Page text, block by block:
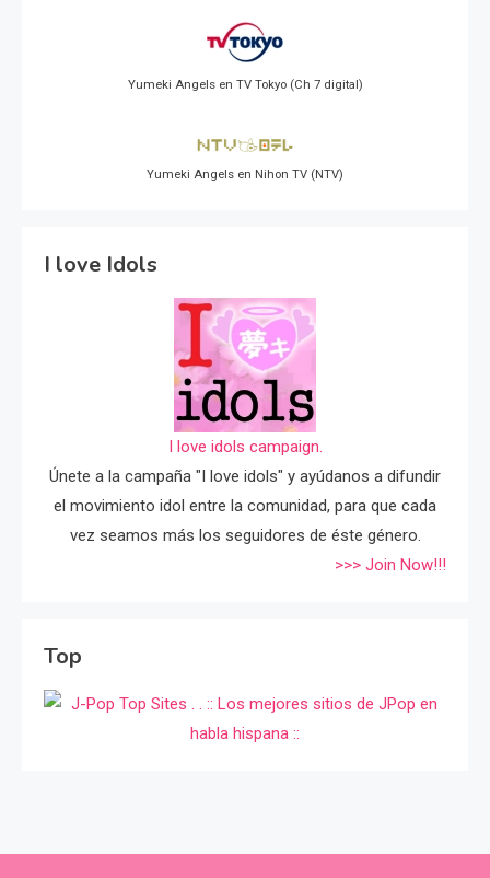
Yumeki Angels en TV Tokyo (Ch 7 digital)
Yumeki Angels en Nihon TV (NTV)
I love Idols
I love idols campaign.
Únete a la campaña "I love idols" y ayúdanos a difundir
el movimiento idol entre la comunidad, para que cada
vez seamos más los seguidores de éste género.
>>> Join Now!!!
Top